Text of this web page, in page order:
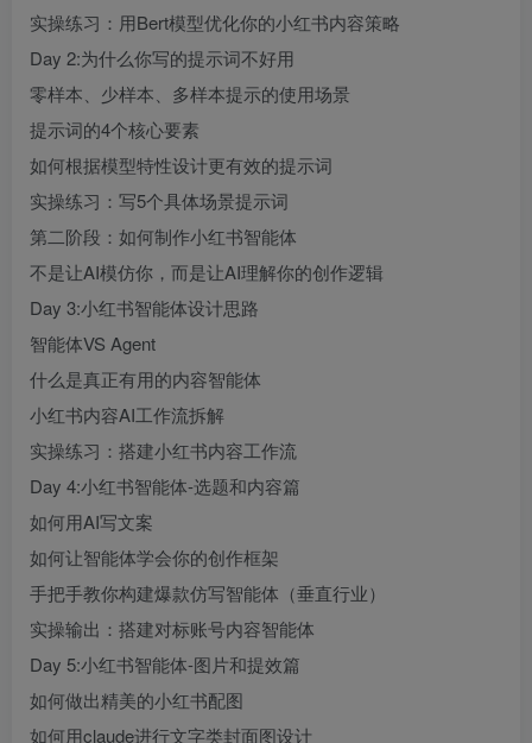
实操练习：用Bert模型优化你的小红书内容策略
Day 2:为什么你写的提示词不好用
零样本、少样本、多样本提示的使用场景
提示词的4个核心要素
如何根据模型特性设计更有效的提示词
实操练习：写5个具体场景提示词
第二阶段：如何制作小红书智能体
不是让AI模仿你，而是让AI理解你的创作逻辑
Day 3:小红书智能体设计思路
智能体VS Agent
什么是真正有用的内容智能体
小红书内容AI工作流拆解
实操练习：搭建小红书内容工作流
Day 4:小红书智能体-选题和内容篇
如何用AI写文案
如何让智能体学会你的创作框架
手把手教你构建爆款仿写智能体（垂直行业）
实操输出：搭建对标账号内容智能体
Day 5:小红书智能体-图片和提效篇
如何做出精美的小红书配图
如何用claude进行文字类封面图设计